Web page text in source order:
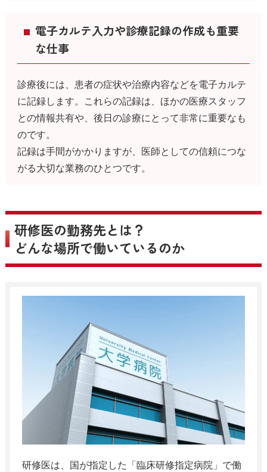
電子カルテ入力や診療記録の作成も重要
な仕事
診療後には、患者の症状や治療内容などを電子カルテ
に記録します。これらの記録は、ほかの医療スタッフ
との情報共有や、後日の診療にとって非常に重要なも
のです。
記録は手間がかかりますが、医師としての信頼につな
がる大切な業務のひとつです。
研修医の勤務先とは？
どんな場所で働いているのか
研修医は、国が指定した「臨床研修指定病院」で働